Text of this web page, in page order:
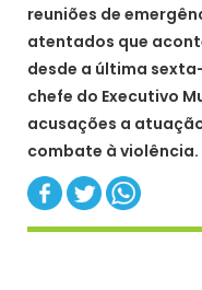
reuniões de
atentados que
desde a última
chefe do Executivo
acusações a
combate à violência.